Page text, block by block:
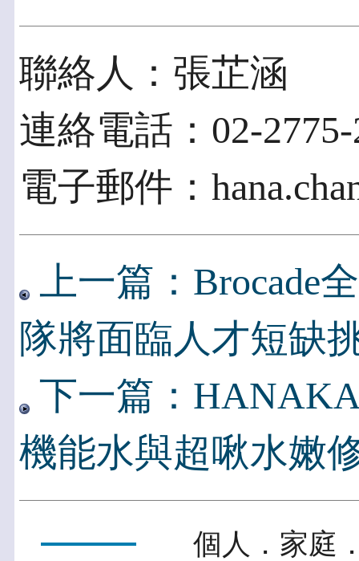
聯絡人：張芷涵
連絡電話：02-2775-
電子郵件：
上一篇：Brocade
隊將面臨人才短缺
下一篇：
機能水與超啾水嫩
個人．家庭